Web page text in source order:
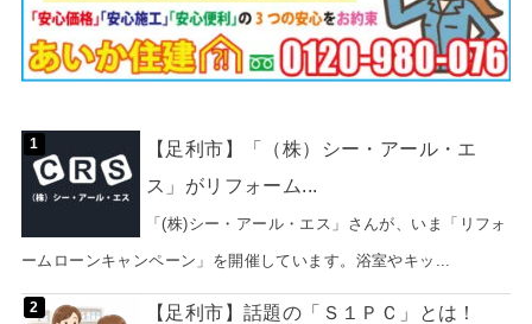
【足利市】「（株）シー・アール・エ
ス」がリフォーム...
「(株)シー・アール・エス」さんが、いま「リフォ
ームローンキャンペーン」を開催しています。浴室やキッ...
【足利市】話題の「Ｓ１ＰＣ」とは！